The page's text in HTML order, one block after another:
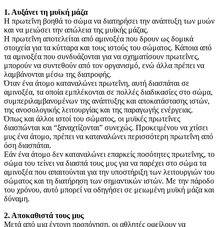
1. Αυξάνει τη μυϊκή μάζα
Η πρωτεΐνη βοηθά το σώμα να διατηρήσει την ανάπτυξη των μυών
και να μειώσει την απώλεια της μυϊκής μάζας.
Η πρωτεΐνη αποτελείται από αμινοξέα που δρουν ως δομικά
στοιχεία για τα κύτταρα και τους ιστούς του σώματος. Κάποια από
τα αμινοξέα που συνδυάζονται για να σχηματίσουν πρωτεΐνες,
μπορούν να συντεθούν από τον οργανισμό, ενώ άλλα πρέπει να
λαμβάνονται μέσω της διατροφής.
Όταν ένα άτομο καταναλώνει πρωτεΐνη, αυτή διασπάται σε
αμινοξέα, τα οποία εμπλέκονται σε πολλές διαδικασίες στο σώμα,
συμπεριλαμβανομένων της ανάπτυξης και αποκατάστασης ιστών,
της ανοσολογικής λειτουργίας και της παραγωγής ενέργειας.
Όπως και άλλοι ιστοί του σώματος, οι μυϊκές πρωτεΐνες
διασπώνται και “ξαναχτίζονται” συνεχώς. Προκειμένου να χτίσει
μυς ένα άτομο, πρέπει να καταναλώνει περισσότερη πρωτεΐνη από
όση διασπάται.
Εάν ένα άτομο δεν καταναλώνει επαρκείς ποσότητες πρωτεΐνης, το
σώμα του τείνει να διασπά τους μυς για να παρέχει στο σώμα τα
αμινοξέα που απαιτούνται για την υποστήριξη των λειτουργιών του
σώματος και τη διατήρηση των σημαντικών ιστών. Με την πάροδο
του χρόνου, αυτό μπορεί να οδηγήσει σε μειωμένη μυϊκή μάζα και
δύναμη.
2. Αποκαθιστά τους μυς
Μετά από μια έντονη προπόνηση, οι αθλητές οφείλουν να